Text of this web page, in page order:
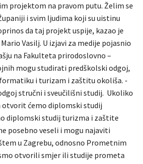
projektom na pravom putu. Želim se
i svim ljudima koji su uistinu
da taj projekt uspije, kazao je
Vasilj. U izjavi za medije pojasnio
na Fakulteta prirodoslovno –
mogu studirati predškolski odgoj,
i turizam i zaštitu okoliša. -
stručni i sveučilišni studij. Ukoliko
otvorit ćemo diplomski studij
diplomski studij turizma i zaštite
posebno veseli i mogu najaviti
u Zagrebu, odnosno Prometnim
otvorili smjer ili studije prometa